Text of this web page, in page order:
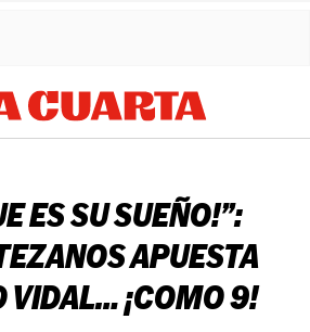
ES SU SUEÑO!”:
APUESTA
VIDAL… ¡COMO 9!